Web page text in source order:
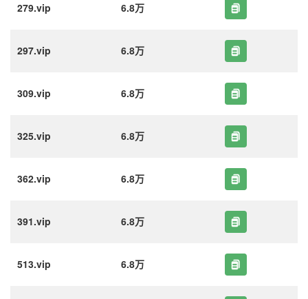
279.vip 6.8万
297.vip 6.8万
309.vip 6.8万
325.vip 6.8万
362.vip 6.8万
391.vip 6.8万
513.vip 6.8万